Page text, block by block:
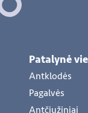
Patalynė
Antklodės
Pagalvės
Antčiužiniai